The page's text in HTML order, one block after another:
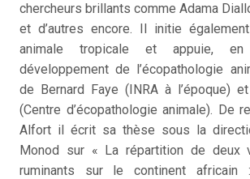
chercheurs brillants comme Adama
et d’autres encore. Il initie
animale tropicale et appuie, en
développement de l’écopathologie
de Bernard Faye (INRA à l’époque)
(Centre d’écopathologie animale). De
Alfort il écrit sa thèse sous la
Monod sur « La répartition de deux
ruminants sur le continent africain